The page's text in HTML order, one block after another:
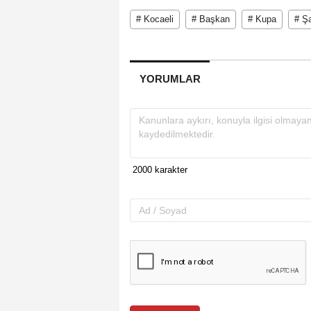
# Kocaeli # Başkan # Kupa #
YORUMLAR